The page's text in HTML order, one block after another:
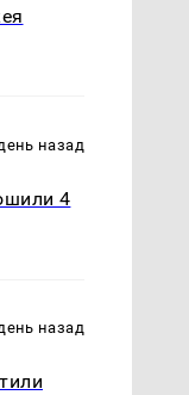
назад
4
назад